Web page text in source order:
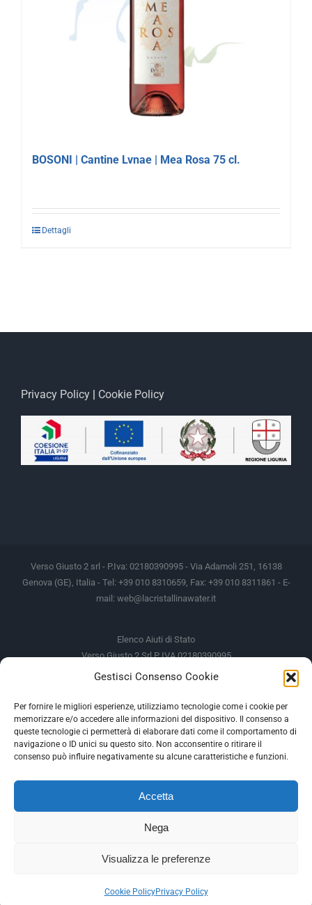
Gestisci Consenso Cookie
Per fornire le migliori esperienze, utilizziamo tecnologie come i cookie per
memorizzare e/o accedere alle informazioni del dispositivo. Il consenso a
queste tecnologie ci permetterà di elaborare dati come il comportamento di
navigazione o ID unici su questo sito. Non acconsentire o ritirare il
consenso può influire negativamente su alcune caratteristiche e funzioni.
Accetta
Nega
Visualizza le preferenze
Cookie PolicyPrivacy Policy
BOSONI | Cantine Lvnae | Mea Rosa 75 cl.
Dettagli
Privacy Policy Cookie Policy
Verso Giusto 2 srl - P.Iva: 02180390995 - Via Adamoli 251, 16138
Genova (GE), Italia - Tel: +39 010 8310659, Fax: +39 010 8311861 - E-
mail: web@lacristallinawater.it
Elenco Aiuti di Stato
Verso Giusto 2 Srl P IVA 02180390995
Soggetto Erogante
Somma Incassata
Agenzia delle Entrate
49.338,00 €
Agenzia delle Entrate
49.338,00 €
M.I.S.E
935,34 €
Gli altri aiuti di Stato sono consultabili sul REGISTRO NAZIONALE
--